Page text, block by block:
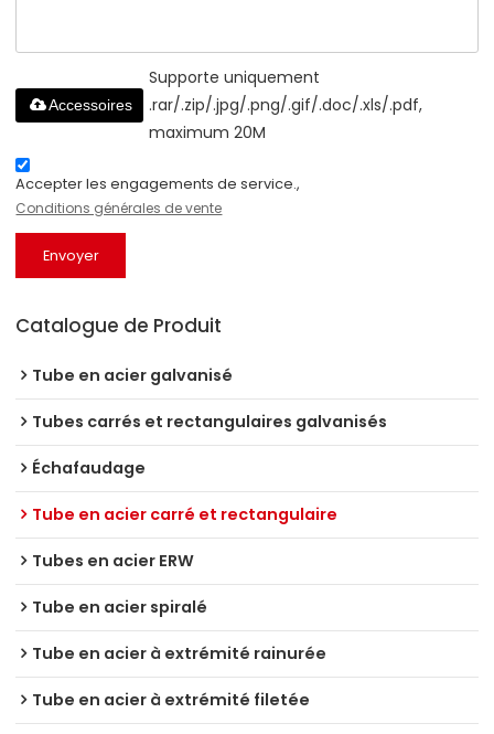
Supporte uniquement
.rar/.zip/.jpg/.png/.gif/.doc/.xls/.pdf,
maximum 20M
Accessoires
Accepter les engagements de service.,
Conditions générales de vente
Envoyer
Catalogue de Produit
Tube en acier galvanisé
Tubes carrés et rectangulaires galvanisés
Échafaudage
Tube en acier carré et rectangulaire
Tubes en acier ERW
Tube en acier spiralé
Tube en acier à extrémité rainurée
Tube en acier à extrémité filetée